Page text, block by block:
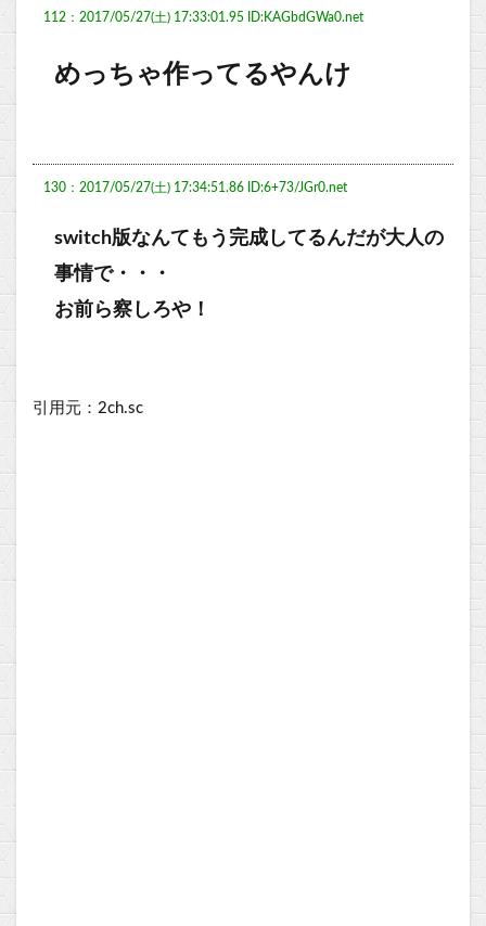
112：2017/05/27(土) 17:33:01.95 ID:KAGbdGWa0.net
めっちゃ作ってるやんけ
130：2017/05/27(土) 17:34:51.86 ID:6+73/JGr0.net
switch版なんてもう完成してるんだが大人の
事情で・・・
お前ら察しろや！
引用元：2ch.sc